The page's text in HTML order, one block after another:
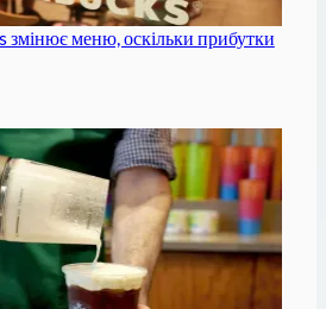
меню, оскільки прибутки